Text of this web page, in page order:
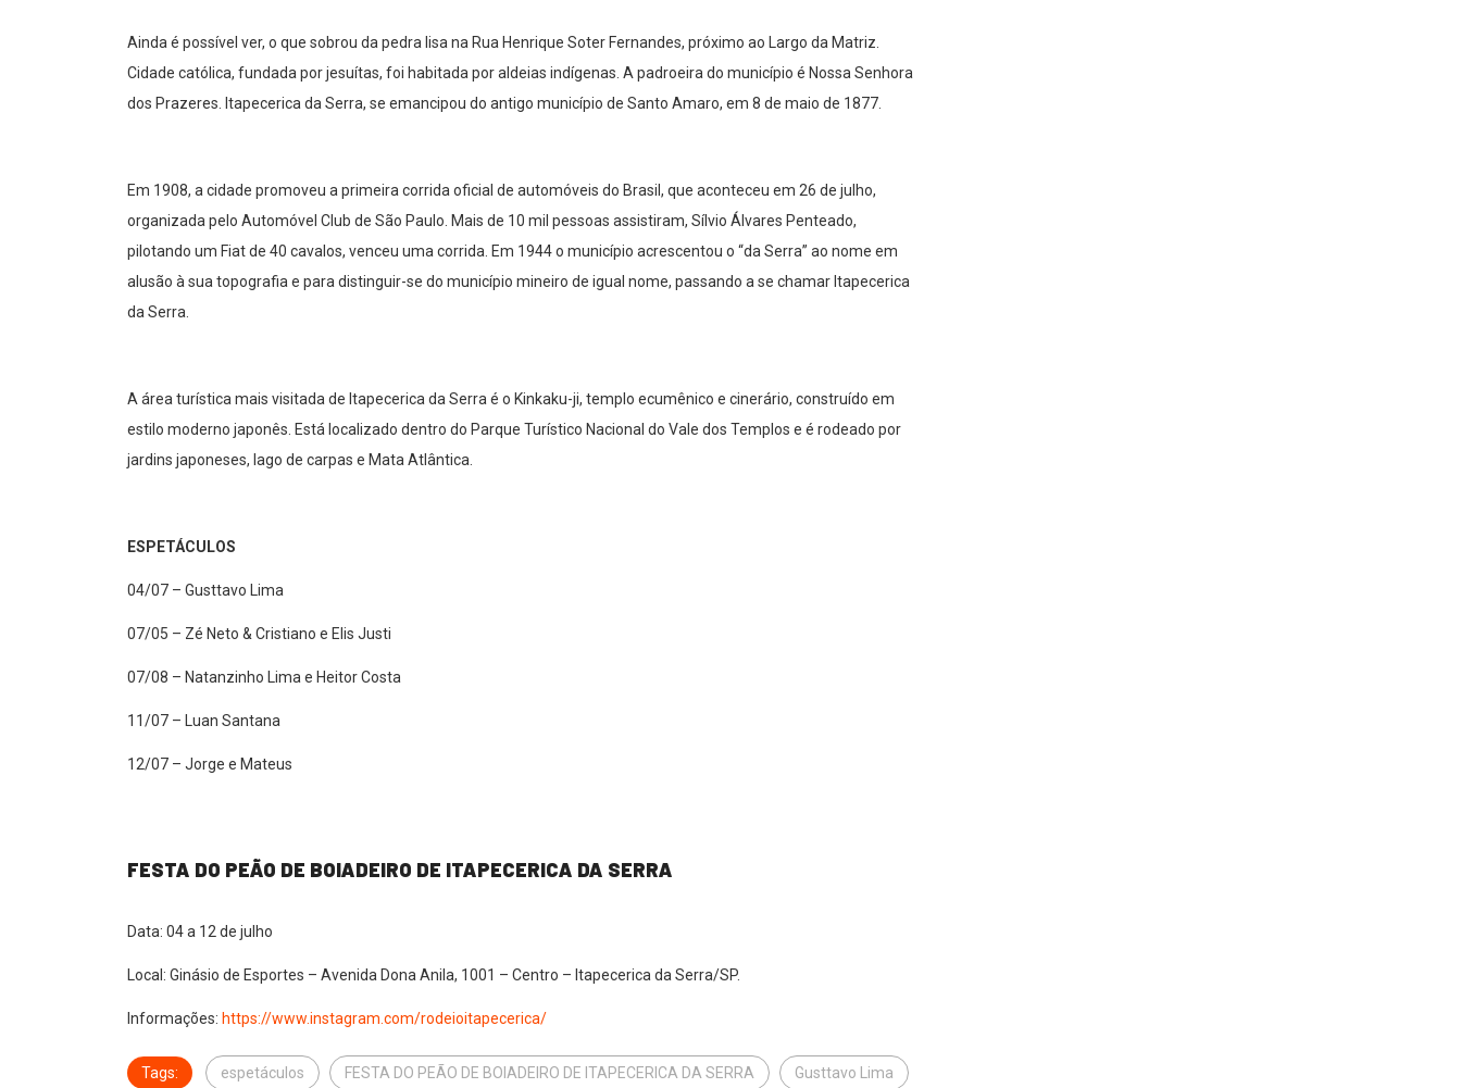
Ainda é possível ver, o que sobrou da pedra lisa na Rua Henrique Soter Fernandes, próximo ao Largo da Matriz.
Cidade católica, fundada por jesuítas, foi habitada por aldeias indígenas. A padroeira do município é Nossa Senhora
dos Prazeres. Itapecerica da Serra, se emancipou do antigo município de Santo Amaro, em 8 de maio de 1877.
Em 1908, a cidade promoveu a primeira corrida oficial de automóveis do Brasil, que aconteceu em 26 de julho,
organizada pelo Automóvel Club de São Paulo. Mais de 10 mil pessoas assistiram, Sílvio Álvares Penteado,
pilotando um Fiat de 40 cavalos, venceu uma corrida. Em 1944 o município acrescentou o “da Serra” ao nome em
alusão à sua topografia e para distinguir-se do município mineiro de igual nome, passando a se chamar Itapecerica
da Serra.
A área turística mais visitada de Itapecerica da Serra é o Kinkaku-ji, templo ecumênico e cinerário, construído em
estilo moderno japonês. Está localizado dentro do Parque Turístico Nacional do Vale dos Templos e é rodeado por
jardins japoneses, lago de carpas e Mata Atlântica.
ESPETÁCULOS
04/07 – Gusttavo Lima
07/05 – Zé Neto & Cristiano e Elis Justi
07/08 – Natanzinho Lima e Heitor Costa
11/07 – Luan Santana
12/07 – Jorge e Mateus
FESTA DO PEÃO DE BOIADEIRO DE ITAPECERICA DA SERRA
Data: 04 a 12 de julho
Local: Ginásio de Esportes – Avenida Dona Anila, 1001 – Centro – Itapecerica da Serra/SP.
Informações: https://www.instagram.com/rodeioitapecerica/
Tags: espetáculos FESTA DO PEÃO DE BOIADEIRO DE ITAPECERICA DA SERRA Gusttavo Lima